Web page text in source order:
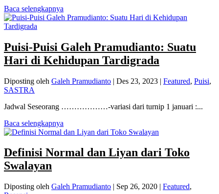
Baca selengkapnya
Puisi-Puisi Galeh Pramudianto: Suatu
Hari di Kehidupan Tardigrada
Diposting oleh Galeh Pramudianto | Des 23, 2023 | Featured, Puisi,
SASTRA
Jadwal Seseorang ………………-variasi dari turnip 1 januari :...
Baca selengkapnya
Definisi Normal dan Liyan dari Toko
Swalayan
Diposting oleh Galeh Pramudianto | Sep 26, 2020 | Featured,